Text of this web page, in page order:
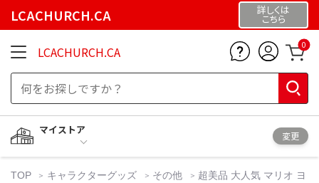
LCACHURCH.CA 詳しくは
こちら
LCACHURCH.CA 0
マイストア
変更
TOP キャラクターグッズ その他
超美品 大人気 マリオ ヨ